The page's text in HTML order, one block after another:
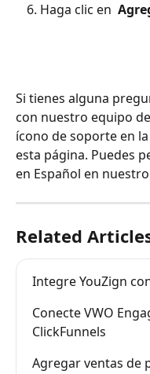
Haga clic en
Si tienes alguna
con nuestro equipo
ícono de soporte en
esta página. Puedes
en Español en
Related
Integre YouZign
Conecte VWO
ClickFunnels
Agregar ventas de